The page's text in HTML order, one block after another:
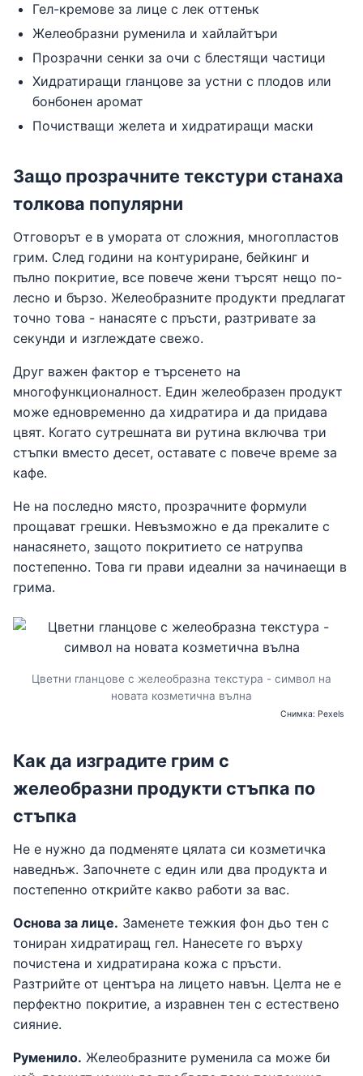
Гел-кремове за лице с лек оттенък
Желеобразни руменила и хайлайтъри
Прозрачни сенки за очи с блестящи частици
Хидратиращи гланцове за устни с плодов или
бонбонен аромат
Почистващи желета и хидратиращи маски
Защо прозрачните текстури станаха
толкова популярни
Отговорът е в умората от сложния, многопластов
грим. След години на контуриране, бейкинг и
пълно покритие, все повече жени търсят нещо по-
лесно и бързо. Желеобразните продукти предлагат
точно това - нанасяте с пръсти, разтривате за
секунди и изглеждате свежо.
Друг важен фактор е търсенето на
многофункционалност. Един желеобразен продукт
може едновременно да хидратира и да придава
цвят. Когато сутрешната ви рутина включва три
стъпки вместо десет, оставате с повече време за
кафе.
Не на последно място, прозрачните формули
прощават грешки. Невъзможно е да прекалите с
нанасянето, защото покритието се натрупва
постепенно. Това ги прави идеални за начинаещи в
грима.
Цветни гланцове с желеобразна текстура - символ на
новата козметична вълна
Снимка: Pexels
Как да изградите грим с
желеобразни продукти стъпка по
стъпка
Не е нужно да подменяте цялата си козметичка
наведнъж. Започнете с един или два продукта и
постепенно открийте какво работи за вас.
Основа за лице. Заменете тежкия фон дьо тен с
тониран хидратиращ гел. Нанесете го върху
почистена и хидратирана кожа с пръсти.
Разтрийте от центъра на лицето навън. Целта не е
перфектно покритие, а изравнен тен с естествено
сияние.
Руменило. Желеобразните руменила са може би